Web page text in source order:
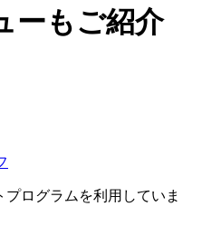
ーもご紹介
ログラムを利用していま